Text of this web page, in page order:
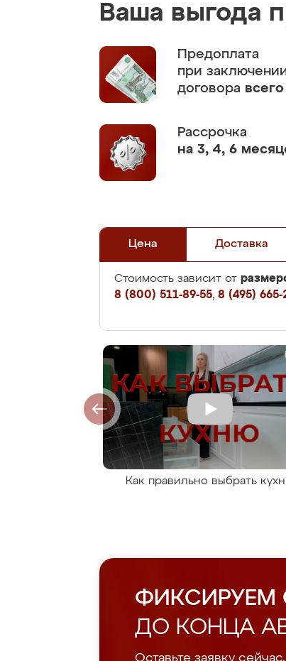
Ваша выгода
Предоплата
при
договора
Рассрочка
на 3, 4, 6
Цена Доставка
Стоимость зависит от
8 (800) 511-89-55, 8 (495) 665-
Как правильно выбрать
ФИКСИРУЕМ
ДО КОНЦА
Оставьте заявку